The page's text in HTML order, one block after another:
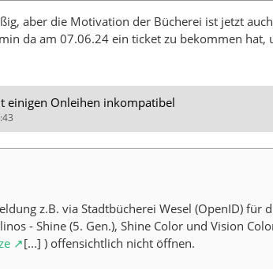
aber die Motivation der Bücherei ist jetzt
da am 07.06.24 ein ticket zu bekommen hat,
einigen Onleihen inkompatibel
z.B. via Stadtbücherei Wesel (OpenID) für
- Shine (5. Gen.), Shine Color und Vision
[...] ) offensichtlich nicht öffnen.